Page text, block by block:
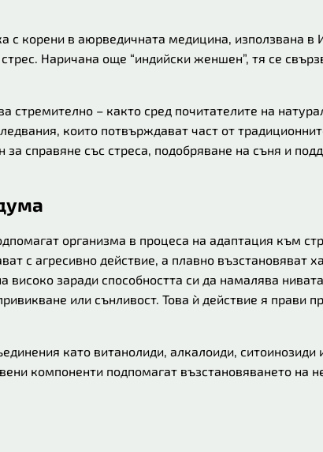
с корени в аюрведичната медицина, използвана в
Наричана още “индийски женшен”, тя се
стремително – както сред почитателите на
които потвърждават част от
справяне със стреса, подобряване на съня и
организма в процеса на адаптация към
с агресивно действие, а плавно възстановяват
високо заради способността си да намалява
или сънливост. Това ѝ действие я прави
като витанолиди, алкалоиди, ситоинозиди
компоненти подпомагат възстановяването на